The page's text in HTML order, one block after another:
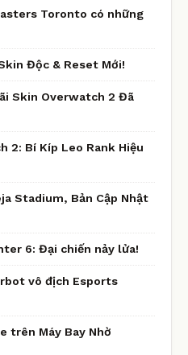
Toronto có những
Độc & Reset Mới!
Skin Overwatch 2 Đã
2: Bí Kíp Leo Rank Hiệu
Stadium, Bản Cập Nhật
6: Đại chiến nảy lửa!
vô địch Esports
trên Máy Bay Nhờ